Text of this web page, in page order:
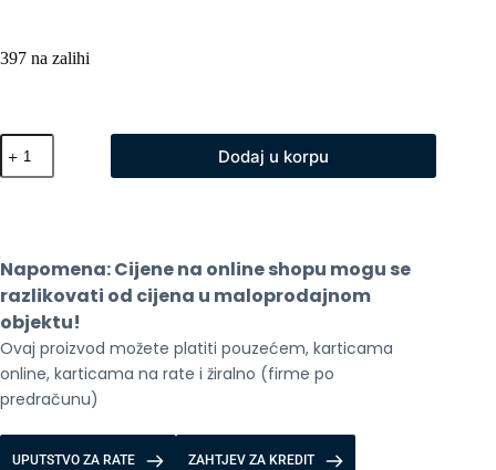
397 na zalihi
Djeciji
pametni
sat
Dodaj u korpu
Napomena: Cijene na online shopu mogu se
razlikovati od cijena u maloprodajnom
objektu!
Ovaj proizvod možete platiti pouzećem, karticama
online, karticama na rate i žiralno (firme po
predračunu)
UPUTSTVO ZA RATE ZAHTJEV ZA KREDIT